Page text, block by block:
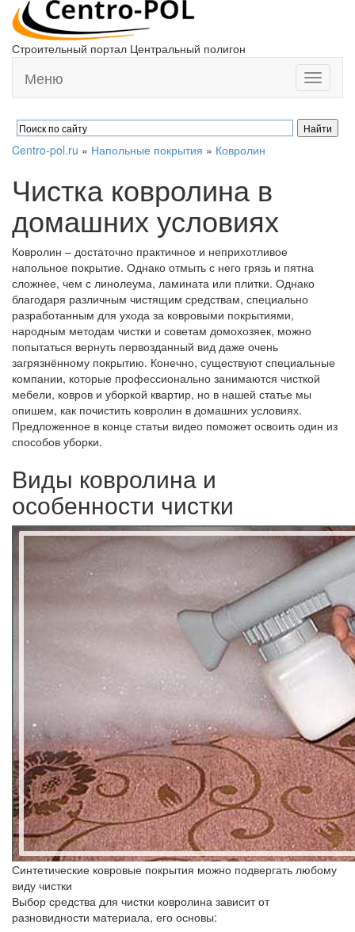
Строительный портал Центральный полигон
Toggle
Меню
Centro-pol.ru » Напольные покрытия » Ковролин
Чистка ковролина в
домашних условиях
Ковролин – достаточно практичное и неприхотливое
напольное покрытие. Однако отмыть с него грязь и пятна
сложнее, чем с линолеума, ламината или плитки. Однако
благодаря различным чистящим средствам, специально
разработанным для ухода за ковровыми покрытиями,
народным методам чистки и советам домохозяек, можно
попытаться вернуть первозданный вид даже очень
загрязнённому покрытию. Конечно, существуют специальные
компании, которые профессионально занимаются чисткой
мебели, ковров и уборкой квартир, но в нашей статье мы
опишем, как почистить ковролин в домашних условиях.
Предложенное в конце статьи видео поможет освоить один из
способов уборки.
Виды ковролина и
особенности чистки
Синтетические ковровые покрытия можно подвергать любому
виду чистки
Выбор средства для чистки ковролина зависит от
разновидности материала, его основы: